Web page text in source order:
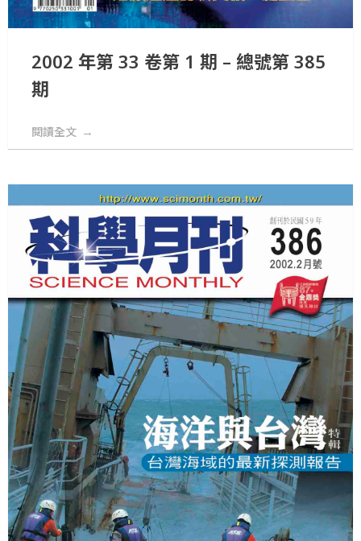
2002 年第 33 卷第 1 期 – 總號第 385
期
閱讀全文